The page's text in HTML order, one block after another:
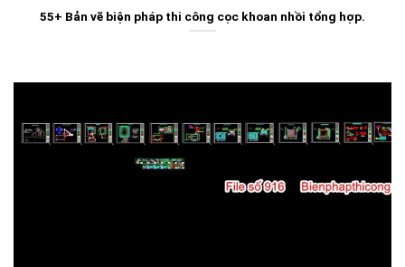
55+ Bản vẽ biện pháp thi công cọc khoan nhồi tổng hợp.